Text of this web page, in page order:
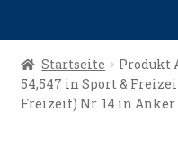
Start
Angellinks
Startseite Produkt
54,547 in Sport &
Freizeit) Nr. 14 in Anker